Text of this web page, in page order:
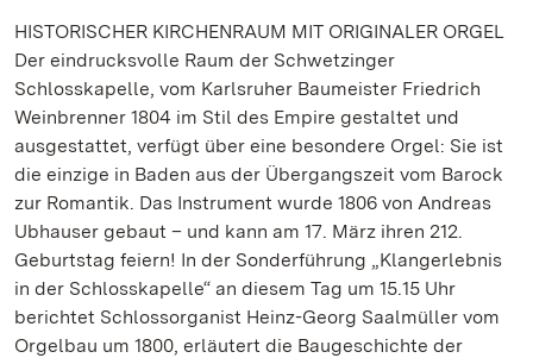
HISTORISCHER KIRCHENRAUM MIT ORIGINALER ORGEL
Der eindrucksvolle Raum der Schwetzinger
Schlosskapelle, vom Karlsruher Baumeister Friedrich
Weinbrenner 1804 im Stil des Empire gestaltet und
ausgestattet, verfügt über eine besondere Orgel: Sie ist
die einzige in Baden aus der Übergangszeit vom Barock
zur Romantik. Das Instrument wurde 1806 von Andreas
Ubhauser gebaut – und kann am 17. März ihren 212.
Geburtstag feiern! In der Sonderführung „Klangerlebnis
in der Schlosskapelle“ an diesem Tag um 15.15 Uhr
berichtet Schlossorganist Heinz-Georg Saalmüller vom
Orgelbau um 1800, erläutert die Baugeschichte der